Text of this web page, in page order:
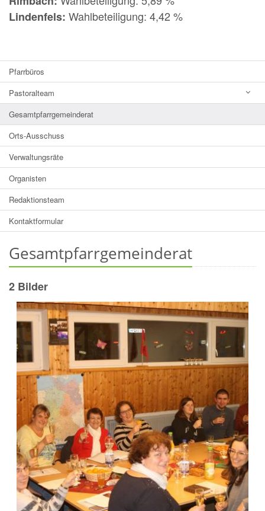
Lindenfels: Wahlbeteiligung: 4,42 %
Pfarrbüros
Pastoralteam
Gesamtpfarrgemeinderat
Orts-Ausschuss
Verwaltungsräte
Organisten
Redaktionsteam
Kontaktformular
Gesamtpfarrgemeinderat
2 Bilder